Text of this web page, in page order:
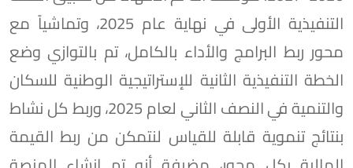
التنفيذية الأولى في نهاية عام 2025، وتماشياً مع
محور ربط البرامج والأداء بالكامل، تم بالتوازي وضع
الخطة التنفيذية الثانية للإستراتيجية الوطنية للسكان
والتنمية في النصف الثاني لعام 2025، وربط كل نشاط
بنتائج تنموية قابلة للقياس لنتمكن من ربط القيمة